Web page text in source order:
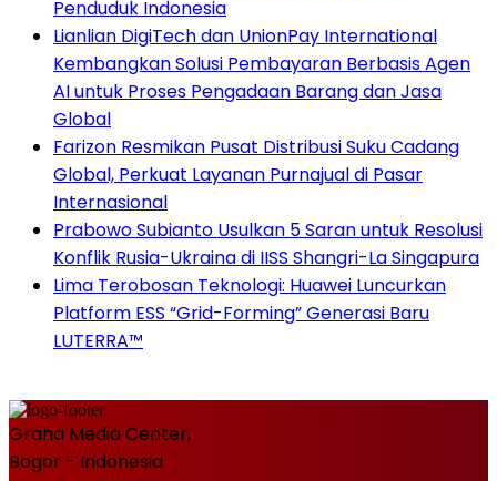
Penduduk Indonesia
Lianlian DigiTech dan UnionPay International
Kembangkan Solusi Pembayaran Berbasis Agen
AI untuk Proses Pengadaan Barang dan Jasa
Global
Farizon Resmikan Pusat Distribusi Suku Cadang
Global, Perkuat Layanan Purnajual di Pasar
Internasional
Prabowo Subianto Usulkan 5 Saran untuk Resolusi
Konflik Rusia-Ukraina di IISS Shangri-La Singapura
Lima Terobosan Teknologi: Huawei Luncurkan
Platform ESS “Grid-Forming” Generasi Baru
LUTERRA™
Graha Media Center,
Bogor - Indonesia